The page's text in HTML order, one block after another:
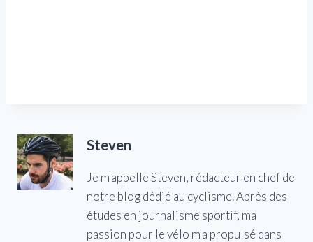
Steven
Je m'appelle Steven, rédacteur en chef de
notre blog dédié au cyclisme. Après des
études en journalisme sportif, ma
passion pour le vélo m'a propulsé dans